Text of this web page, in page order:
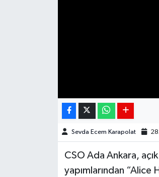
Sevda Ecem Karapolat
CSO Ada Ankara,
yapımlarından “Alice